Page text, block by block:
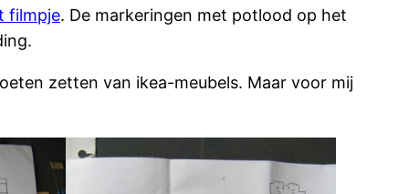
filmpje. De markeringen met potlood op het
zetten van ikea-meubels. Maar voor mij